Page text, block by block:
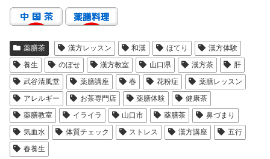
薬膳茶 漢方レッスン 和漢 ほてり
漢方体験
養生
のぼせ 漢方教室 山口県 漢方茶
肝
武谷清風堂
薬膳講座 春 花粉症
薬膳レッスン
アレルギー
お茶専門店 薬膳体験
健康茶
薬膳教室
イライラ 山口市 薬膳茶
鼻づまり
気血水
体質チェック ストレス 漢方講座
五行
春養生